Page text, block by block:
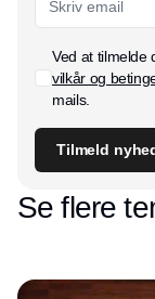
Ved at tilmelde
vilkår og
mails.
Tilmeld
Se flere